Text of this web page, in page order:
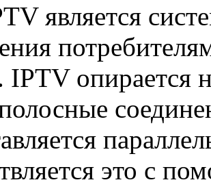
является
IPTV опирается
это с